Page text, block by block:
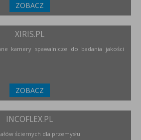
ZOBACZ
XIRIS.PL
kamery spawalnicze do badania jakości
ZOBACZ
INCOFLEX.PL
ściernych dla przemysłu